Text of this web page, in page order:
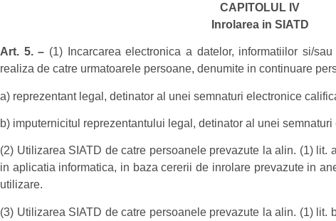
CAPITOLUL IV
Inrolarea in SIATD
Art. 5. – (1) Incarcarea electronica a datelor, informatiilor si/
realiza de catre urmatoarele persoane, denumite in continuare
a) reprezentant legal, detinator al unei semnaturi electronice
b) imputernicitul reprezentantului legal, detinator al unei
(2) Utilizarea SIATD de catre persoanele prevazute la alin. (1) lit.
in aplicatia informatica, in baza cererii de inrolare prevazute in
utilizare.
(3) Utilizarea SIATD de catre persoanele prevazute la alin. (1) lit.